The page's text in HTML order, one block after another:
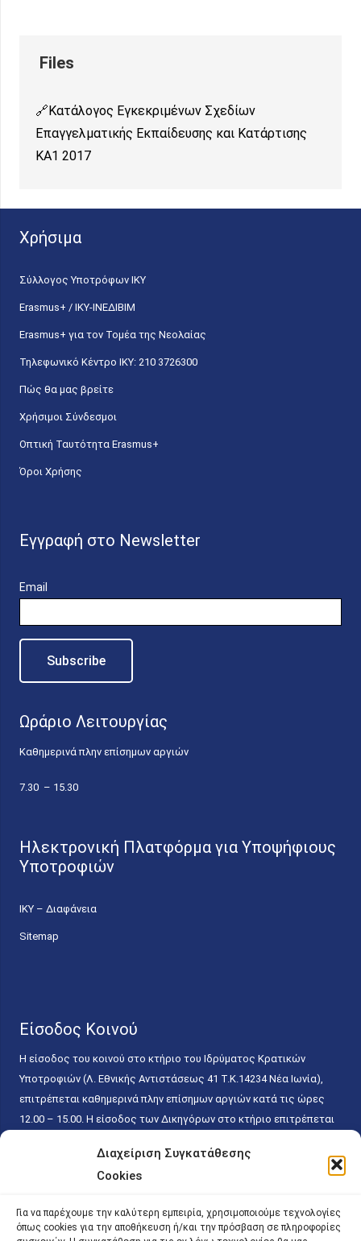
Διαχείριση Συγκατάθεσης
Cookies
Για να παρέχουμε την καλύτερη εμπειρία, χρησιμοποιούμε τεχνολογίες
όπως cookies για την αποθήκευση ή/και την πρόσβαση σε πληροφορίες
Κατάλογος Εγκεκριμένων Σχεδίων
Επαγγελματικής Εκπαίδευσης και Κατάρτισης
KA1 2017
Χρήσιμα
Σύλλογος Υποτρόφων ΙΚΥ
Erasmus+ / ΙΚΥ-ΙΝΕΔΙΒΙΜ
Erasmus+ για τον Τομέα της Νεολαίας
Τηλεφωνικό Κέντρο IKY: 210 3726300
Πώς θα μας βρείτε
Χρήσιμοι Σύνδεσμοι
Οπτική Ταυτότητα Erasmus+
Όροι Χρήσης
Εγγραφή στο Newsletter
Email
Ωράριο Λειτουργίας
Καθημερινά πλην επίσημων αργιών
7.30 – 15.30
Ηλεκτρονική Πλατφόρμα για Υποψήφιους
Υποτροφιών
ΙΚΥ – Διαφάνεια
Sitemap
Είσοδος Κοινού
Η είσοδος του κοινού στο κτήριο του Ιδρύματος Κρατικών
Υποτροφιών (Λ. Εθνικής Αντιστάσεως 41 T.K.14234 Νέα Ιωνία),
επιτρέπεται καθημερινά πλην επίσημων αργιών κατά τις ώρες
12.00 – 15.00. Η είσοδος των Δικηγόρων στο κτήριο επιτρέπεται
κάθε εργάσιμη ημέρα και ώρα χωρίς κανέναν χρονικό ή άλλο
περιορισμό. Η είσοδος του κοινού ειδικά στο γραφείο του
15.00. Η εξυπηρέτηση του κοινού πραγματοποιείται βάσει των